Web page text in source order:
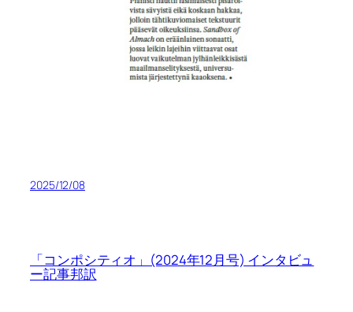
2025/12/08
「コンポシティオ」(2024年12月号) インタビュ
ー記事邦訳